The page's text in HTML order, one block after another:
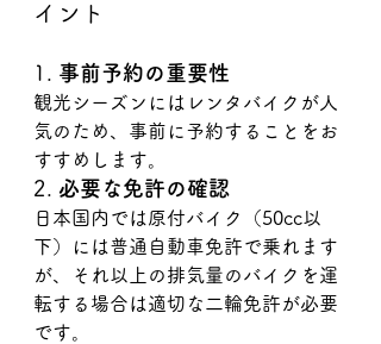
イント
1. 事前予約の重要性
観光シーズンにはレンタバイクが人
気のため、事前に予約することをお
すすめします。
2. 必要な免許の確認
日本国内では原付バイク（50cc以
下）には普通自動車免許で乗れます
が、それ以上の排気量のバイクを運
転する場合は適切な二輪免許が必要
です。